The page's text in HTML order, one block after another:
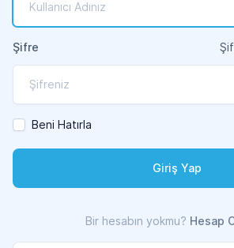
Şifre
Beni Hatırla
Giriş Yap
Bir hesabın yokmu? Hesap